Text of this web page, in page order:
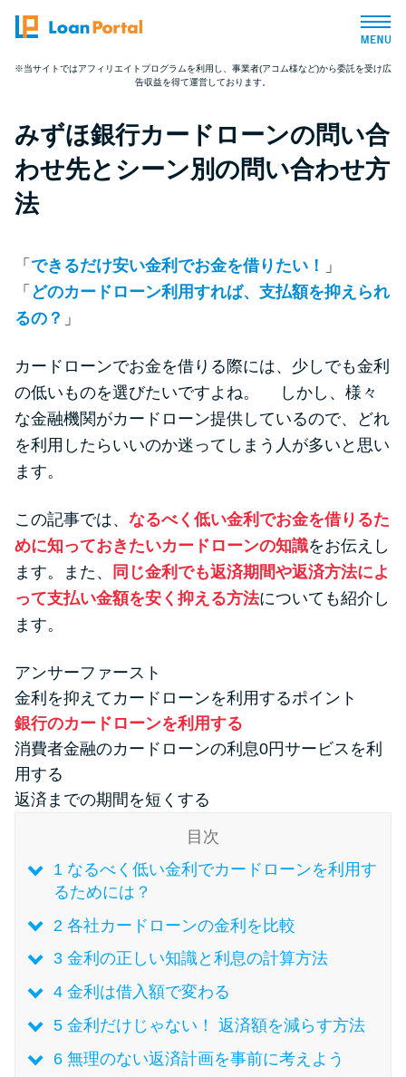
トップページ
おすすめコンテンツ
バレずに借りたい方向け
審査が不安な方向け
便利なコンテンツ
カードローンQ&A
特集ページ
カードローンの見直しで40万円
得した話
ードローン
特集ページ一覧
銀行カードローンを選ぶべき4つ
の理由
お金を借りる3つのポイント
※当サイトではアフィリエイトプログラムを利用し、事業者(アコム様など)から委託を受け広
告収益を得て運営しております。
みずほ銀行カードローンの問い合
わせ先とシーン別の問い合わせ方
法
「 できるだけ安い金利でお金を借りたい！
」
「 どのカードローン利用すれば、支払額を抑えられ
るの？ 」
カードローンでお金を借りる際には、少しでも金利
の低いものを選びたいですよね。 しかし、様々
な金融機関がカードローン提供しているので、どれ
を利用したらいいのか迷ってしまう人が多いと思い
ます。
この記事では、 なるべく低い金利でお金を借りるた
めに知っておきたいカードローンの知識をお伝えし
ます。また、
同じ金利でも返済期間や返済方法によ
って支払い金額を安く抑える方法についても紹介し
ます。
アンサーファースト
金利を抑えてカードローンを利用するポイント
銀行のカードローンを利用する
消費者金融のカードローンの利息0円サービスを利
用する
返済までの期間を短くする
目次
1 なるべく低い金利でカードローンを利用す
るためには？
2 各社カードローンの金利を比較
3金利の正しい知識と利息の計算方法
4金利は借入額で変わる
5金利だけじゃない！ 返済額を減らす方法
6無理のない返済計画を事前に考えよう